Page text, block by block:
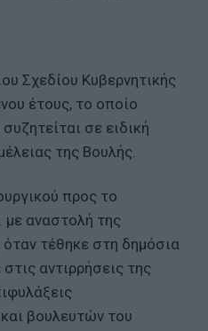
Σχεδίου Κυβερνητικής
έτους, το οποίο
σε ειδική
της Βουλής.
προς το
με αναστολή της
όταν τέθηκε στη δημόσια
αντιρρήσεις της
βουλευτών του